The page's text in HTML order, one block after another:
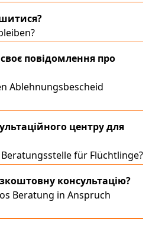
повідомлення про
Ablehnungsbescheid
центру для
für Flüchtlinge?
консультацію?
Beratung in Anspruch